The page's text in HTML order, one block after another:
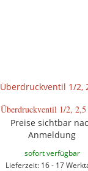
Überdruckventil 1/2,
Preise sichtbar
Anmeldung
sofort verfügbar
Lieferzeit: 16 - 17